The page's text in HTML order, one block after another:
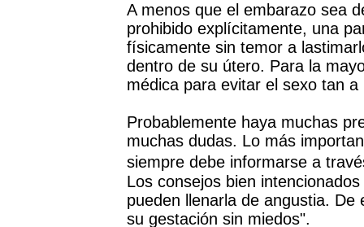
A menos que el embarazo sea
prohibido explícitamente, una
físicamente sin temor a
dentro de su útero. Para la
médica para evitar el sexo tan
Probablemente haya muchas
muchas dudas. Lo más
siempre debe informarse a
Los consejos bien
pueden llenarla de angustia.
su gestación sin miedos".